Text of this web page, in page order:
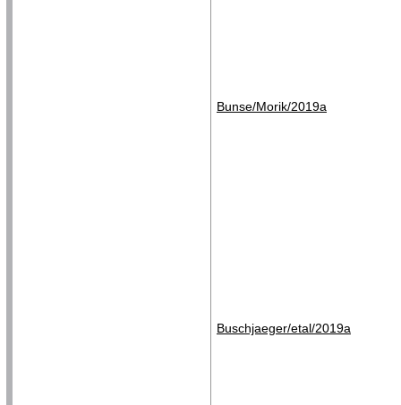
Bunse/Morik/2019a
Buschjaeger/etal/2019a